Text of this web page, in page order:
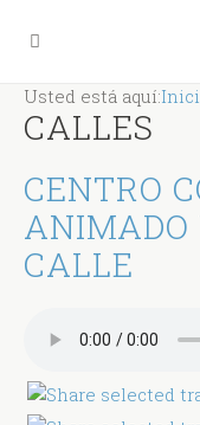
Usted está aquí:
CALLES
CENTRO
CALLE